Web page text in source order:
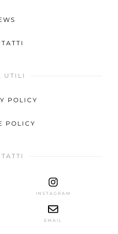
UTILI
POLICY
POLICY
INSTAGRAM
EMAIL